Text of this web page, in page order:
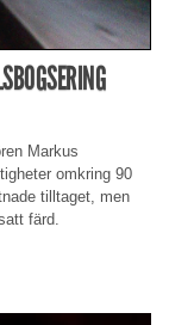
Markus
omkring 90
tilltaget, men
färd.